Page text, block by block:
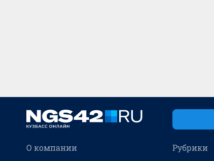
О компании Рубрики